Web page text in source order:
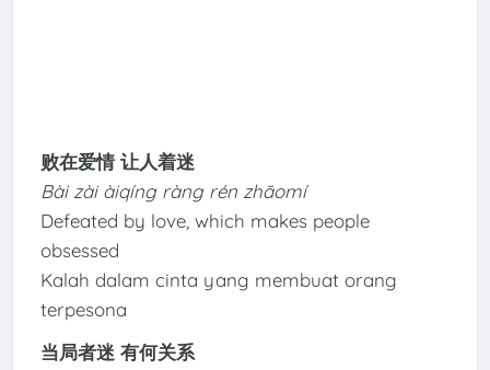
败在爱情 让人着迷
Bài zài àiqíng ràng rén zhāomí
Defeated by love, which makes people
obsessed
Kalah dalam cinta yang membuat orang
terpesona
当局者迷 有何关系